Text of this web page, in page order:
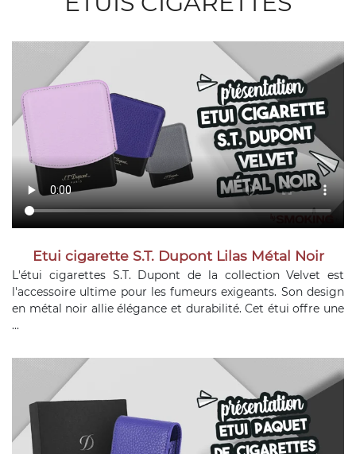
Etui cigarette S.T. Dupont Lilas Métal Noir
L'étui cigarettes S.T. Dupont de la collection Velvet est
l'accessoire ultime pour les fumeurs exigeants. Son design
en métal noir allie élégance et durabilité. Cet étui offre une
...